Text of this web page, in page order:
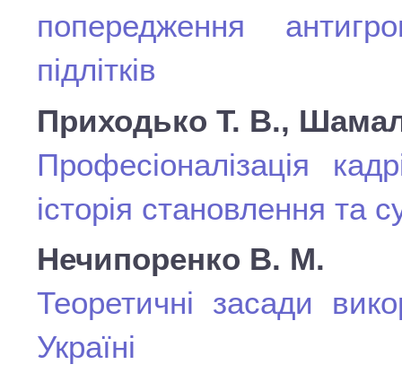
попередження
підлітків
Приходько Т. В.,
Професіоналізація
історія становлення та
Нечипоренко В. М.
Теоретичні засади
Україні